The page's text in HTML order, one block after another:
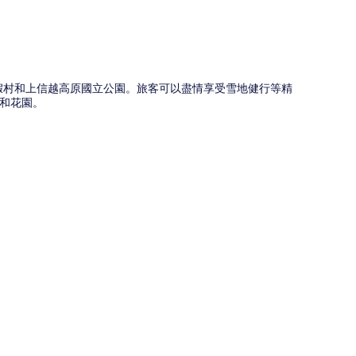
和上信越高原國立公園。旅客可以盡情享受雪地健行等精
花園。